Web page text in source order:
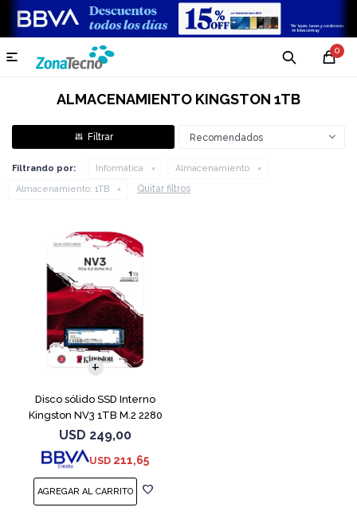
0

ALMACENAMIENTO KINGSTON 1TB
Recomendados
Filtrando por: Informática
Almacenamiento
Almacenamiento: 1TB Quitar filtros
Disco sólido SSD Interno
Kingston NV3 1TB M.2 2280
NVMe PCIe
USD 249,00
USD 211,65